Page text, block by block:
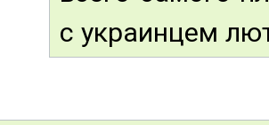
с украинцем